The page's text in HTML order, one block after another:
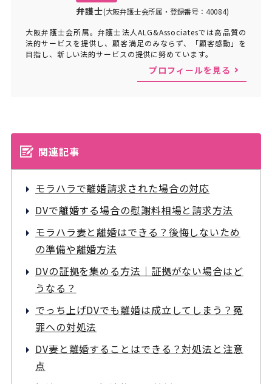
弁護士(大阪弁護士会所属・登録番号：40084)
大阪弁護士会所属。弁護士法人ALG&Associatesでは高品質の
法的サービスを提供し、顧客満足のみならず、「顧客感動」を
目指し、新しい法的サービスの提供に努めています。
プロフィールを見る
関連記事
モラハラで離婚請求された場合の対応
DVで離婚する場合の慰謝料相場と請求方法
モラハラ妻と離婚はできる？後悔しないため
の準備や離婚方法
DVの証拠を集める方法｜証拠がない場合はど
うなる？
でっち上げDVでも離婚は成立してしまう？冤
罪への対処法
DV妻と離婚することはできる？対処法と注意
点